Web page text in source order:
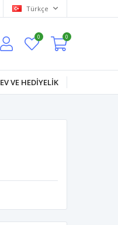
Türkçe
0 0
EV VE HEDİYELİK